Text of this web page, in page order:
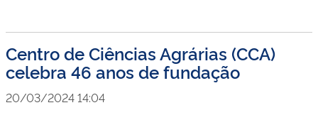
Centro de Ciências Agrárias (CCA)
celebra 46 anos de fundação
20/03/2024 14:04